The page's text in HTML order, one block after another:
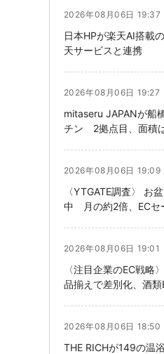
2026年08月06日 19:37
日本HPが楽天AI搭載
天サービスと連携
2026年08月06日 19:27
mitaseru JAPANが船
チン 2拠点目、面積
2026年08月06日 19:09
〈YTGATE調査〉 お
中 月の約2倍、ECセ
2026年08月06日 19:01
〈注目企業のEC戦略
品揃えで差別化、酒
2026年08月06日 18:50
THE RICHが149の温